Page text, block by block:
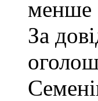
менше
За